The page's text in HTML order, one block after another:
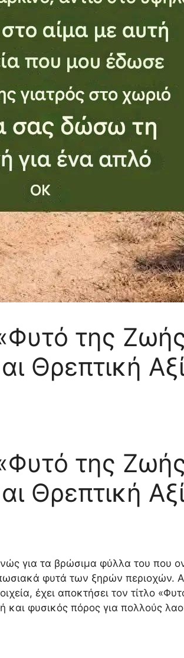
της
Θρεπτική
της
Θρεπτική
για τα βρώσιμα φύλλα του που
φυτά των ξηρών περιοχών.
έχει αποκτήσει τον τίτλο
φυσικός πόρος για πολλούς